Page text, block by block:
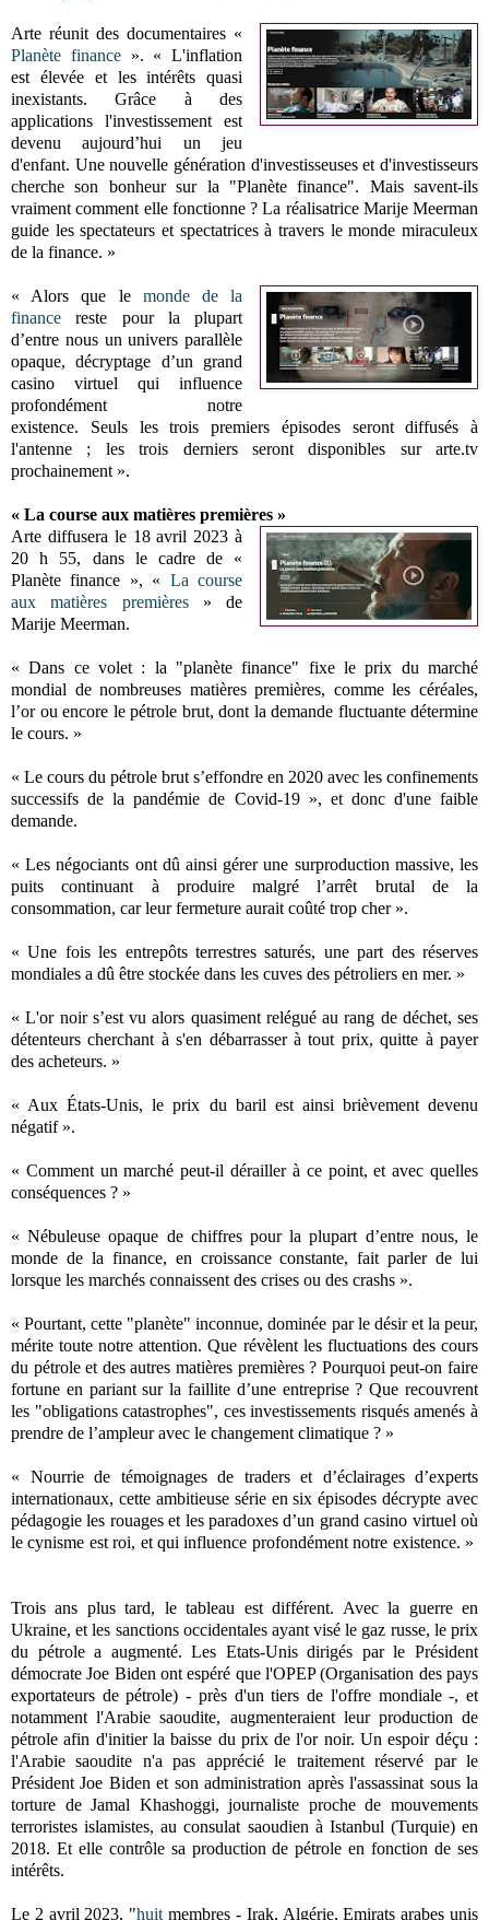
Arte réunit des documentaires «
Planète finance». « L'inflation
est élevée et les intérêts quasi
inexistants. Grâce à des
applications l'investissement est
devenu aujourd’hui un jeu
d'enfant. Une nouvelle génération d'investisseuses et d'investisseurs
cherche son bonheur sur la "Planète finance". Mais savent-ils
vraiment comment elle fonctionne ? La réalisatrice Marije Meerman
guide les spectateurs et spectatrices à travers le monde miraculeux
de la finance. »
« Alors que le monde de la
finance reste pour la plupart
d’entre nous un univers parallèle
opaque, décryptage d’un grand
casino virtuel qui influence
profondément notre
existence. Seuls les trois premiers épisodes seront diffusés à
l'antenne ; les trois derniers seront disponibles sur arte.tv
prochainement ».
« La course aux matières premières »
Arte diffusera le 18 avril 2023 à
20 h 55, dans le cadre de «
Planète finance », « La course
aux matières premières» de
Marije Meerman.
« Dans ce volet : la "planète finance" fixe le prix du marché
mondial de nombreuses matières premières, comme les céréales,
l’or ou encore le pétrole brut, dont la demande fluctuante détermine
le cours. »
« Le cours du pétrole brut s’effondre en 2020 avec les confinements
successifs de la pandémie de Covid-19 », et donc d'une faible
demande.
« Les négociants ont dû ainsi gérer une surproduction massive, les
puits continuant à produire malgré l’arrêt brutal de la
consommation, car leur fermeture aurait coûté trop cher ».
« Une fois les entrepôts terrestres saturés, une part des réserves
mondiales a dû être stockée dans les cuves des pétroliers en mer. »
« L'or noir s’est vu alors quasiment relégué au rang de déchet, ses
détenteurs cherchant à s'en débarrasser à tout prix, quitte à payer
des acheteurs. »
« Aux États-Unis, le prix du baril est ainsi brièvement devenu
négatif ».
« Comment un marché peut-il dérailler à ce point, et avec quelles
conséquences ? »
« Nébuleuse opaque de chiffres pour la plupart d’entre nous, le
monde de la finance, en croissance constante, fait parler de lui
lorsque les marchés connaissent des crises ou des crashs ».
« Pourtant, cette "planète" inconnue, dominée par le désir et la peur,
mérite toute notre attention. Que révèlent les fluctuations des cours
du pétrole et des autres matières premières ? Pourquoi peut-on faire
fortune en pariant sur la faillite d’une entreprise ? Que recouvrent
les "obligations catastrophes", ces investissements risqués amenés à
prendre de l’ampleur avec le changement climatique ? »
« Nourrie de témoignages de traders et d’éclairages d’experts
internationaux, cette ambitieuse série en six épisodes décrypte avec
pédagogie les rouages et les paradoxes d’un grand casino virtuel où
le cynisme est roi, et qui influence profondément notre existence. »
Trois ans plus tard, le tableau est différent. Avec la guerre en
Ukraine, et les sanctions occidentales ayant visé le gaz russe, le prix
du pétrole a augmenté. Les Etats-Unis dirigés par le Président
démocrate Joe Biden ont espéré que l'OPEP (Organisation des pays
exportateurs de pétrole) - près d'un tiers de l'offre mondiale -, et
notamment l'Arabie saoudite, augmenteraient leur production de
pétrole afin d'initier la baisse du prix de l'or noir. Un espoir déçu :
l'Arabie saoudite n'a pas apprécié le traitement réservé par le
Président Joe Biden et son administration après l'assassinat sous la
torture de Jamal Khashoggi, journaliste proche de mouvements
terroristes islamistes, au consulat saoudien à Istanbul (Turquie) en
2018. Et elle contrôle sa production de pétrole en fonction de ses
intérêts.
Le 2 avril 2023, "huit membres - Irak, Algérie, Emirats arabes unis